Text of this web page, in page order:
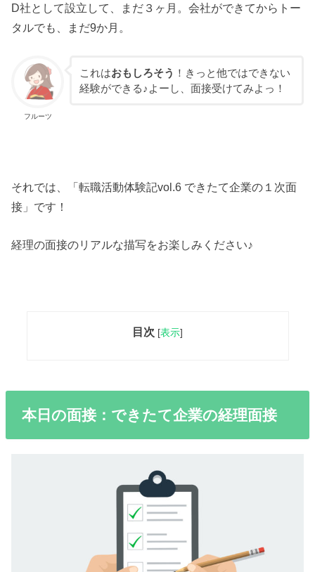
D社として設立して、まだ３ヶ月。会社ができてからトー
タルでも、まだ9か月。
フルーツ
これはおもしろそう ！きっと他ではできない
経験ができる♪よーし、面接受けてみよっ！
それでは、「転職活動体験記vol.6 できたて企業の１次面
接」です！
経理の面接のリアルな描写をお楽しみください♪
目次 [表示]
本日の面接：できたて企業の経理面接